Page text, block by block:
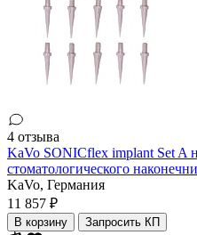
4 отзыва
KaVo SONICflex implant Set A
стоматологического
KaVo, Германия
11 857 ₽
В корзину Запросить КП